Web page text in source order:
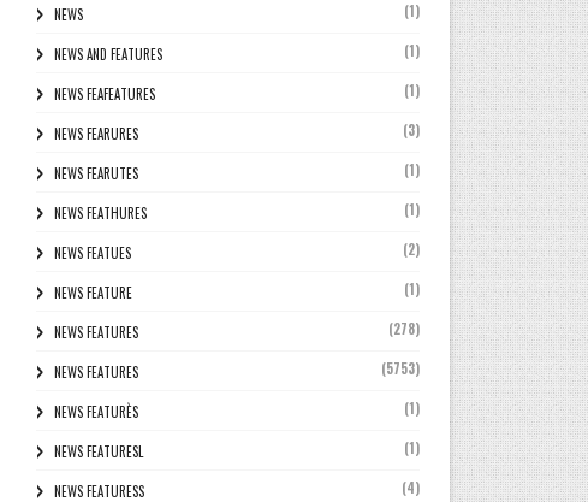
NEWS (1)
NEWS AND FEATURES (1)
NEWS FEAFEATURES (1)
NEWS FEARURES (3)
NEWS FEARUTES (1)
NEWS FEATHURES (1)
NEWS FEATUES (2)
NEWS FEATURE (1)
NEWS FEATURES (278)
NEWS FEATURES (5753)
NEWS FEATURÈS (1)
NEWS FEATURESL (1)
NEWS FEATURESS (4)